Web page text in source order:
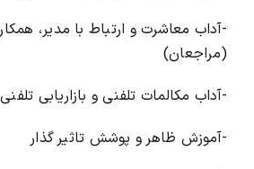
-آداب معاشرت و ارتباط با مدیر،
(مراجعان)
-آداب مکالمات تلفنی و بازاریابی تلفنی
-آموزش ظاهر و پوشش تاثیر گذار